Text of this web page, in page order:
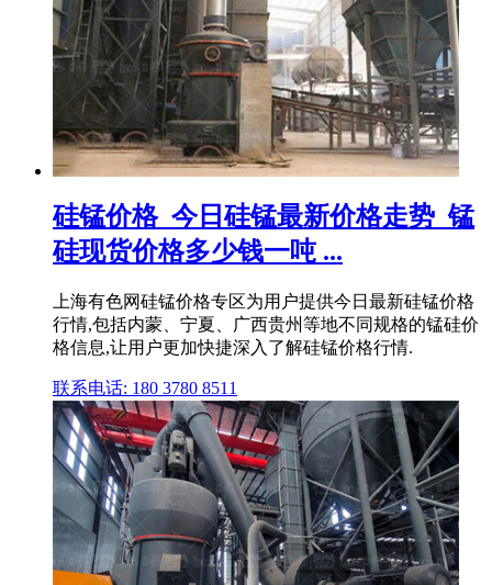
硅锰价格_今日硅锰最新价格走势_锰
硅现货价格多少钱一吨 ...
上海有色网硅锰价格专区为用户提供今日最新硅锰价格
行情,包括内蒙、宁夏、广西贵州等地不同规格的锰硅价
格信息,让用户更加快捷深入了解硅锰价格行情.
联系电话: 180 3780 8511